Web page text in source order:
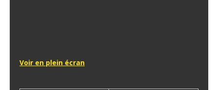
Voir en plein écran